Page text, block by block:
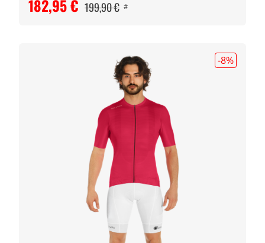
182,95 € 199,90 € #
-8%